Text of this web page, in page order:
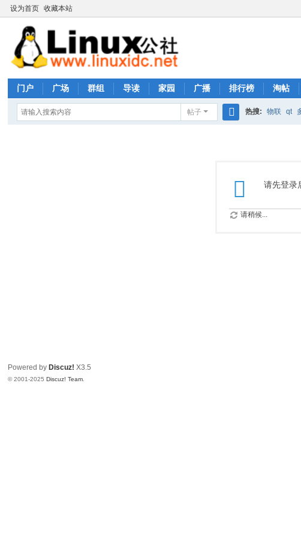
设为首页 收藏本站
门户 广场 群组 导读 家园 广播 排行榜 淘帖
帖子 热搜: 物联 qt
请先登录
请稍候...
Powered by Discuz! X3.5
© 2001-2025Discuz! Team